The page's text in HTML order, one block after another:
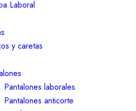
Laboral
y caretas
Pantalones laborales
Pantalones anticorte